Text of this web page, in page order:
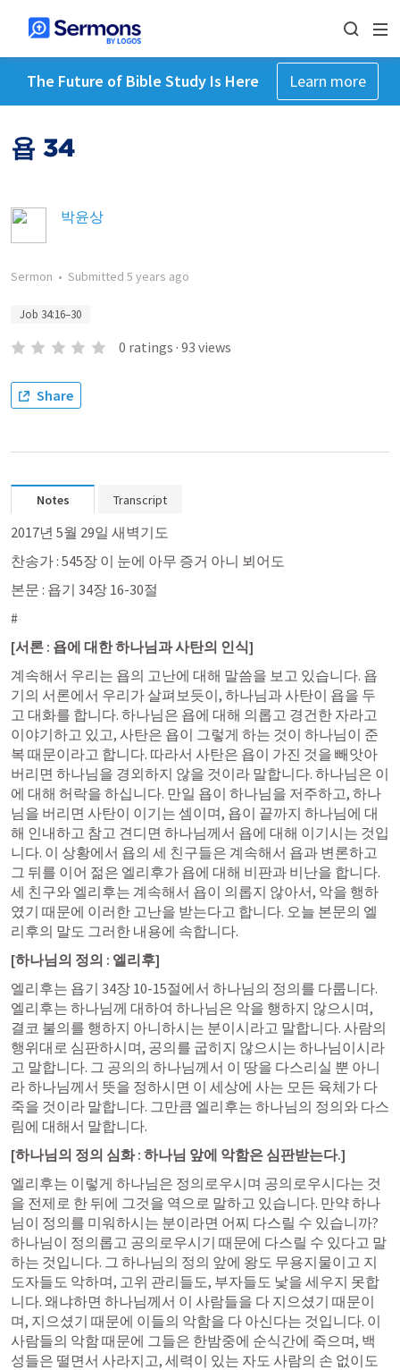
The Future of Bible Study Is Here Learn more
욥 34
박윤상
Sermon • Submitted 5 years ago
Job 34:16–30
0 ratings · 93 views
Share
Notes Transcript
2017년 5월 29일 새벽기도
찬송가 : 545장 이 눈에 아무 증거 아니 뵈어도
본문 : 욥기 34장 16-30절
#
[서론 : 욥에 대한 하나님과 사탄의 인식]
계속해서 우리는 욥의 고난에 대해 말씀을 보고 있습니다. 욥
기의 서론에서 우리가 살펴보듯이, 하나님과 사탄이 욥을 두
고 대화를 합니다. 하나님은 욥에 대해 의롭고 경건한 자라고
이야기하고 있고, 사탄은 욥이 그렇게 하는 것이 하나님이 준
복 때문이라고 합니다. 따라서 사탄은 욥이 가진 것을 빼앗아
버리면 하나님을 경외하지 않을 것이라 말합니다. 하나님은 이
에 대해 허락을 하십니다. 만일 욥이 하나님을 저주하고, 하나
님을 버리면 사탄이 이기는 셈이며, 욥이 끝까지 하나님에 대
해 인내하고 참고 견디면 하나님께서 욥에 대해 이기시는 것입
니다. 이 상황에서 욥의 세 친구들은 계속해서 욥과 변론하고
그 뒤를 이어 젊은 엘리후가 욥에 대해 비판과 비난을 합니다.
세 친구와 엘리후는 계속해서 욥이 의롭지 않아서, 악을 행하
였기 때문에 이러한 고난을 받는다고 합니다. 오늘 본문의 엘
리후의 말도 그러한 내용에 속합니다.
[하나님의 정의 : 엘리후]
엘리후는 욥기 34장 10-15절에서 하나님의 정의를 다룹니다.
엘리후는 하나님께 대하여 하나님은 악을 행하지 않으시며,
결코 불의를 행하지 아니하시는 분이시라고 말합니다. 사람의
행위대로 심판하시며, 공의를 굽히지 않으시는 하나님이시라
고 말합니다. 그 공의의 하나님께서 이 땅을 다스리실 뿐 아니
라 하나님께서 뜻을 정하시면 이 세상에 사는 모든 육체가 다
죽을 것이라 말합니다. 그만큼 엘리후는 하나님의 정의와 다스
림에 대해서 말합니다.
[하나님의 정의 심화 : 하나님 앞에 악함은 심판받는다.]
엘리후는 이렇게 하나님은 정의로우시며 공의로우시다는 것
을 전제로 한 뒤에 그것을 역으로 말하고 있습니다. 만약 하나
님이 정의를 미워하시는 분이라면 어찌 다스릴 수 있습니까?
하나님이 정의롭고 공의로우시기 때문에 다스릴 수 있다고 말
하는 것입니다. 그 하나님의 정의 앞에 왕도 무용지물이고 지
도자들도 악하며, 고위 관리들도, 부자들도 낯을 세우지 못합
니다. 왜냐하면 하나님께서 이 사람들을 다 지으셨기 때문이
며, 지으셨기 때문에 이들의 악함을 다 아신다는 것입니다. 이
사람들의 악함 때문에 그들은 한밤중에 순식간에 죽으며, 백
성들은 떨면서 사라지고, 세력이 있는 자도 사람의 손 없이도